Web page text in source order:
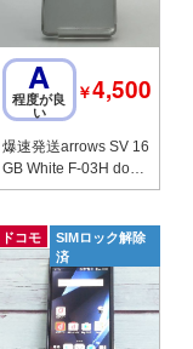
A
程度が良
い
￥4,500
爆速発送arrows SV 16
GB White F-03H doco
mo版SIMフリー
ドコモ
SIMロック解除
済